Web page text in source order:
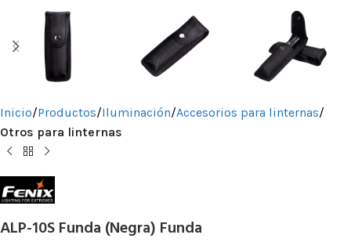
Inicio Productos Iluminación Accesorios para linternas
Otros para linternas
ALP-10S Funda (Negra) Funda